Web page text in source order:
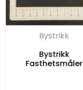
Bystrikk
Bystrikk
Fasthetsmåler